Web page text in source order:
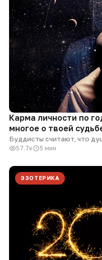
Карма личности по
многое о твоей
Буддисты считают, что
57.7к 5 мин
ЭЗОТЕРИКА